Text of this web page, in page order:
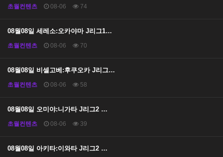
초월컨텐츠 08-06 74
08월08일 세레소:오카야마 J리그1…
초월컨텐츠 08-06 70
08월08일 비셀고베:후쿠오카 J리그…
초월컨텐츠 08-06 58
08월08일 오미야:니가타 J리그2 …
초월컨텐츠 08-06 39
08월08일 아키타:이와타 J리그2 …